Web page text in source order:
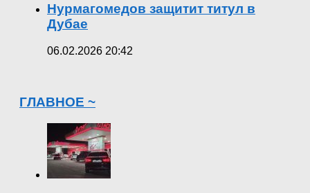
Нурмагомедов защитит титул в
Дубае
06.02.2026 20:42
ГЛАВНОЕ ~